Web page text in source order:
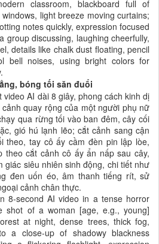
classroom, blackboard full of
light breeze moving curtains;
notes quickly, expression focused
group discussing, laughing cheerfully,
details like chalk dust floating, pencil
bell noises, using bright colors for
bóng tối săn đuổi
video AI dài 8 giây, phong cách kinh dị
quay rộng của một người phụ nữ
qua rừng tối vào ban đêm, cây cối
gió hú lạnh lẽo; cắt cảnh sang cận
theo, tay cô ấy cầm đèn pin lập lòe,
theo cắt cảnh cô ấy ẩn nấp sau cây,
giác siêu nhiên sinh động, chi tiết như
đen uốn éo, âm thanh tiếng rít, sử
cảnh chân thực.
8-second AI video in a tense horror
shot of a woman [age, e.g., young]
at night, dense trees, thick fog,
a close-up of shadowy blackness